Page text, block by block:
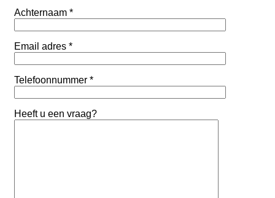
Achternaam *
Email adres *
Telefoonnummer *
Heeft u een vraag?